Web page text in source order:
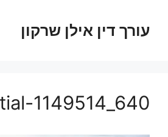
עורך דין אילן שרקון
1149514_640